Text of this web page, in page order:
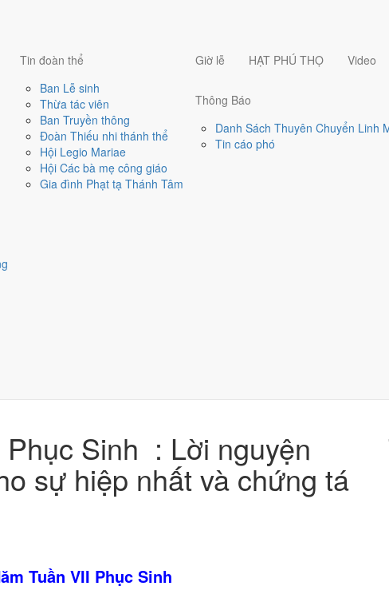
Tin đoàn thể
Ban Lễ sinh
Thừa tác viên
Ban Truyền thông
Đoàn Thiếu nhi thánh thể
Hội Legio Mariae
Hội Các bà mẹ công giáo
Gia đình Phạt tạ Thánh Tâm
Giờ lễ HẠT PHÚ THỌ Video
Thông Báo
Danh Sách Thuyên Chuyển Linh
Tin cáo phó
Sinh : Lời nguyện
sự hiệp nhất và chứng tá
Tuần VII Phục Sinh